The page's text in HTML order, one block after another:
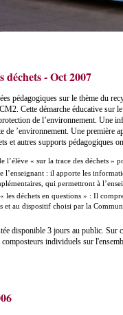
déchets - Oct 2007
pédagogiques sur le thème du
Cette démarche éducative sur
de l’environnement. Une
de ’environnement. Une première
et autres supports pédagogiques
l’élève « sur la trace des déchets »
l’enseignant : il apporte les
qui permettront à
les déchets en questions » : Il
et au dispositif choisi par la
disponible 3 jours au public. Sur
individuels sur